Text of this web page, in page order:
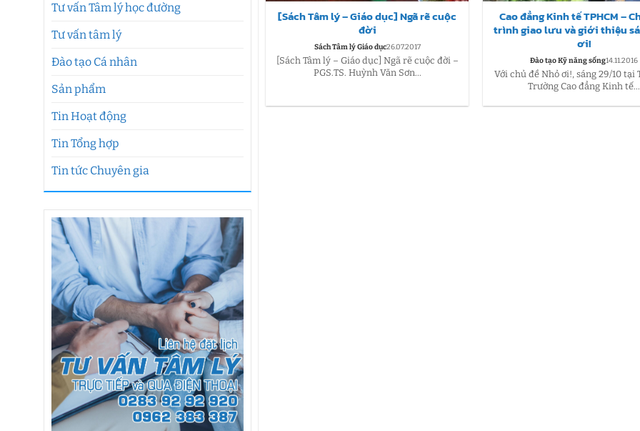
Tư vấn Tâm lý học đường
Tư vấn tâm lý
Đào tạo Cá nhân
Sản phẩm
Tin Hoạt động
Tin Tổng hợp
Tin tức Chuyên gia
[Sách Tâm lý – Giáo dục] Ngã rẽ cuộc
đời
Sách Tâm lý Giáo dục26.07.2017
[Sách Tâm lý – Giáo dục] Ngã rẽ cuộc đời –
PGS.TS. Huỳnh Văn Sơn...
Cao đẳng Kinh tế TPHCM –
trình giao lưu và giới thiệu
ơi!
Đào tạo Kỹ năng sống14.11.2016
Với chủ đề Nhỏ ơi!, sáng 29/10 tại
Trường Cao đẳng Kinh tế...